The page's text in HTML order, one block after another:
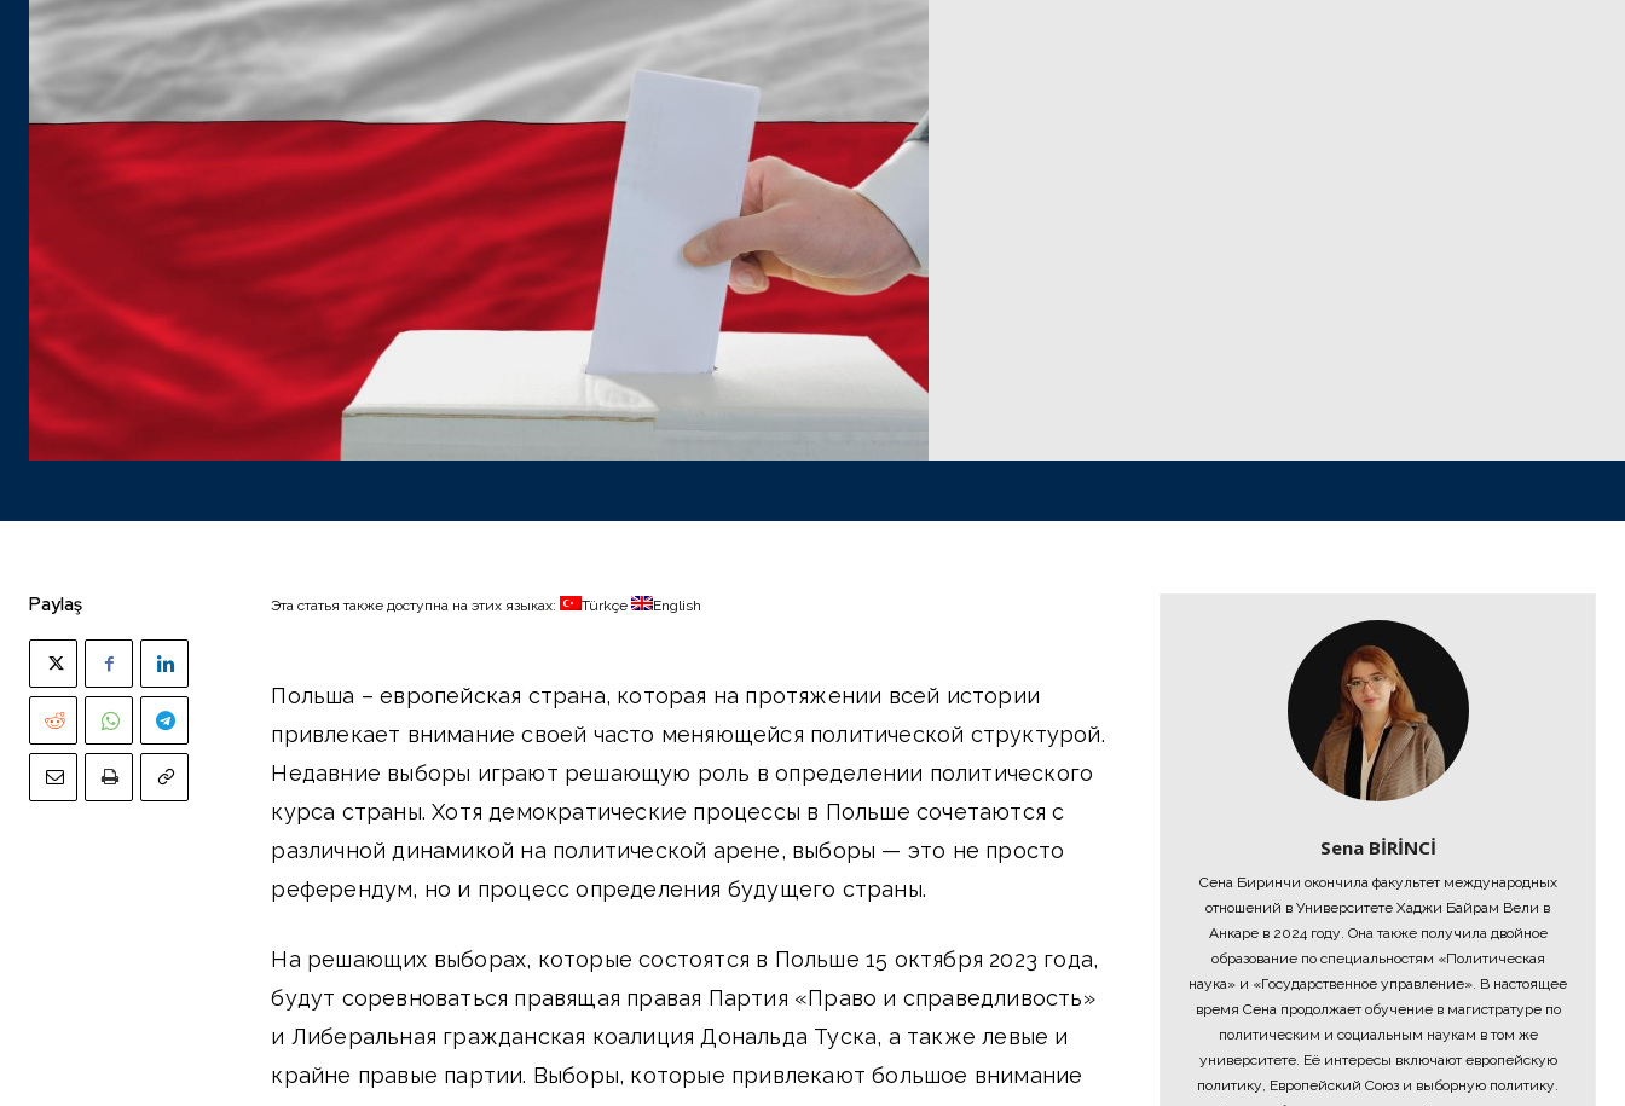
Paylaş Эта статья также доступна на этих языках: Türkçe English
Польша – европейская страна, которая на протяжении всей истории
привлекает внимание своей часто меняющейся политической структурой.
Недавние выборы играют решающую роль в определении политического
курса страны. Хотя демократические процессы в Польше сочетаются с
различной динамикой на политической арене, выборы — это не просто
референдум, но и процесс определения будущего страны.
На решающих выборах, которые состоятся в Польше 15 октября 2023 года,
будут соревноваться правящая правая Партия «Право и справедливость»
и Либеральная гражданская коалиция Дональда Туска, а также левые и
крайне правые партии. Выборы, которые привлекают большое внимание
Sena BİRİNCİ
Сена Биринчи окончила факультет международных
отношений в Университете Хаджи Байрам Вели в
Анкаре в 2024 году. Она также получила двойное
образование по специальностям «Политическая
наука» и «Государственное управление». В настоящее
время Сена продолжает обучение в магистратуре по
политическим и социальным наукам в том же
университете. Её интересы включают европейскую
политику, Европейский Союз и выборную политику.